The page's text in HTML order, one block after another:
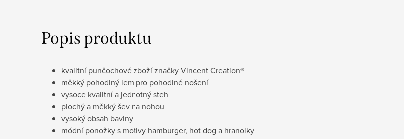
Popis produktu
kvalitní punčochové zboží značky Vincent Creation®
měkký pohodlný lem pro pohodlné nošení
vysoce kvalitní a jednotný steh
plochý a měkký šev na nohou
vysoký obsah bavlny
módní ponožky s motivy hamburger, hot dog a hranolky